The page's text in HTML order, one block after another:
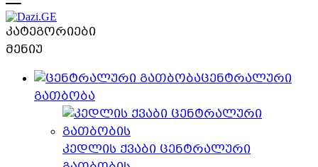
კატეგორიები
მენიუ
ცენტრალური
გათბობა
კედლის ქვაბი ცენტრალური